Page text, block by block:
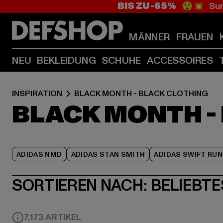
BIS ZU -65% 😲💥
MÄNNER FRAUEN
NEU BEKLEIDUNG SCHUHE ACCESSOIRES
INSPIRATION BLACK MONTH - BLACK CLOTHING
BLACK MONTH
ADIDAS NMD ADIDAS STAN SMITH ADIDAS SWIFT RUN
SORTIEREN NACH:
7,173 ARTIKEL